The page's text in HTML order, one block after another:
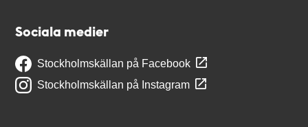
Sociala medier
Stockholmskällan på Facebook
Stockholmskällan på Instagram